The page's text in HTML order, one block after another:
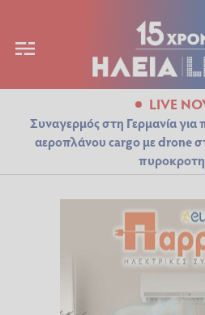
LIVE
Συναγερμός στη Γερμανία
αεροπλάνου cargo με drone